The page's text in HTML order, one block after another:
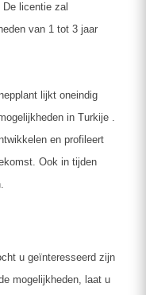
licentie zal
van 1 tot 3 jaar
lijkt oneindig
in Turkije .
en profileert
Ook in tijden
u geïnteresseerd zijn
mogelijkheden, laat u